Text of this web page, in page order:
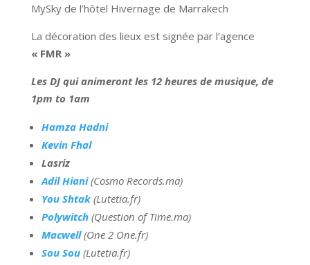
MySky de l’hôtel Hivernage de Marrakech
La décoration des lieux est signée par l’agence
« FMR »
Les DJ qui animeront les 12 heures de musique, de
1pm to 1am
Hamza Hadni
Kevin Fhal
Lasriz
Adil Hiani(Cosmo Records.ma)
You Shtak (Lutetia.fr)
Polywitch (Question of Time.ma)
Macwell(One 2 One.fr)
Sou Sou (Lutetia.fr)